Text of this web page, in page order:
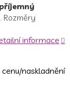
příjemný
Rozměry
informace